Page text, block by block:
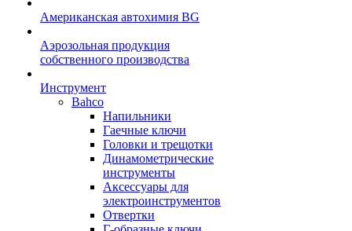
Американская автохимия BG
Аэрозольная продукция
собственного производства
Инструмент
Bahco
Напильники
Гаечные ключи
Головки и трещотки
Динамометрические
инструменты
Аксессуары для
электроинструментов
Отвертки